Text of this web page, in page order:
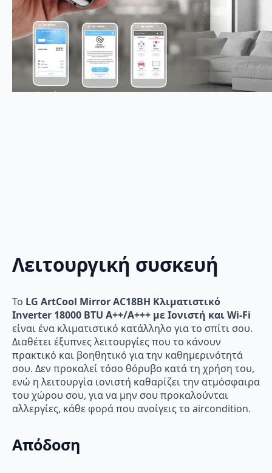
Λειτουργική συσκευή
Το LG ArtCool Mirror AC18BH Κλιματιστικό
Inverter 18000 BTU A++/A+++ με Ιονιστή και Wi-Fi
είναι ένα κλιματιστικό κατάλληλο για το σπίτι σου.
Διαθέτει έξυπνες λειτουργίες που το κάνουν
πρακτικό και βοηθητικό για την καθημερινότητά
σου. Δεν προκαλεί τόσο θόρυβο κατά τη χρήση του,
ενώ η λειτουργία ιονιστή καθαρίζει την ατμόσφαιρα
του χώρου σου, για να μην σου προκαλούνται
αλλεργίες, κάθε φορά που ανοίγεις το aircondition.
Απόδοση